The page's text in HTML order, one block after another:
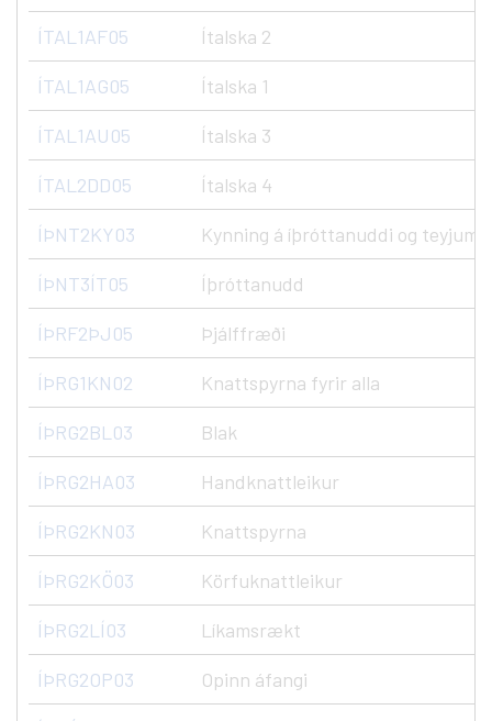
ÍTAL1AF05 Ítalska 2
ÍTAL1AG05 Ítalska 1
ÍTAL1AU05 Ítalska 3
ÍTAL2DD05 Ítalska 4
ÍÞNT2KY03 Kynning á íþróttanuddi og teyjum
ÍÞNT3ÍT05 Íþróttanudd
ÍÞRF2ÞJ05 Þjálffræði
ÍÞRG1KN02 Knattspyrna fyrir alla
ÍÞRG2BL03 Blak
ÍÞRG2HA03 Handknattleikur
ÍÞRG2KN03 Knattspyrna
ÍÞRG2KÖ03 Körfuknattleikur
ÍÞRG2LÍ03 Líkamsrækt
ÍÞRG2OP03 Opinn áfangi